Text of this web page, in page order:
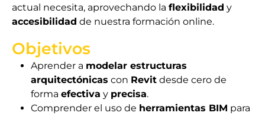
actual necesita, aprovechando la flexibilidad y
accesibilidad de nuestra formación online.
Objetivos
Aprender a modelar estructuras
arquitectónicas con Revit desde cero de
forma efectiva y precisa.
Comprender el uso de herramientas BIM para